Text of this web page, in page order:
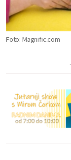
Foto: Magnific.com